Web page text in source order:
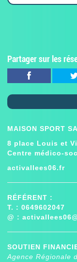
Partager sur les
MAISON SPORT
8 place Louis et
Centre médico-
activallees06.fr
RÉFÉRENT :
T. : 0649602047
@ :
SOUTIEN
Agence Régionale